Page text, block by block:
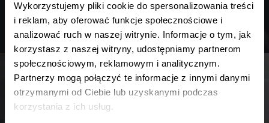
Wykorzystujemy pliki cookie do spersonalizowania treści
i reklam, aby oferować funkcje społecznościowe i
analizować ruch w naszej witrynie. Informacje o tym, jak
korzystasz z naszej witryny, udostępniamy partnerom
społecznościowym, reklamowym i analitycznym.
Partnerzy mogą połączyć te informacje z innymi danymi
otrzymanymi od Ciebie lub uzyskanymi podczas
korzystania z ich usług.
No dobra – ale gdybyś tak w skrócie miał mi o tym
opowiedzieć, to jakbyś to streścił?
No cóż, Swallow the Sun toczyły przeróżne choroby i
trudności – od alkoholizmu aż po śmierć. Do tego dochodziły
problemy z wytwórniami, z agencjami koncertowymi… Serio,
mógłbym teraz usiąść i przez dobrych parę godzin wymieniać
te wszystkie sprawy, ale raczej nie widzę w tym większego